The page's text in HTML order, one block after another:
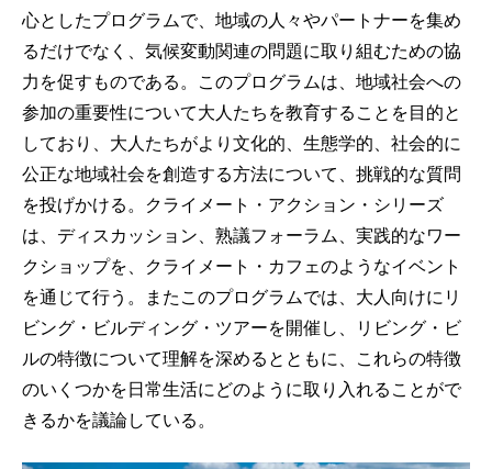
心としたプログラムで、地域の人々やパートナーを集め
るだけでなく、気候変動関連の問題に取り組むための協
力を促すものである。このプログラムは、地域社会への
参加の重要性について大人たちを教育することを目的と
しており、大人たちがより文化的、生態学的、社会的に
公正な地域社会を創造する方法について、挑戦的な質問
を投げかける。クライメート・アクション・シリーズ
は、ディスカッション、熟議フォーラム、実践的なワー
クショップを、クライメート・カフェのようなイベント
を通じて行う。またこのプログラムでは、大人向けにリ
ビング・ビルディング・ツアーを開催し、リビング・ビ
ルの特徴について理解を深めるとともに、これらの特徴
のいくつかを日常生活にどのように取り入れることがで
きるかを議論している。